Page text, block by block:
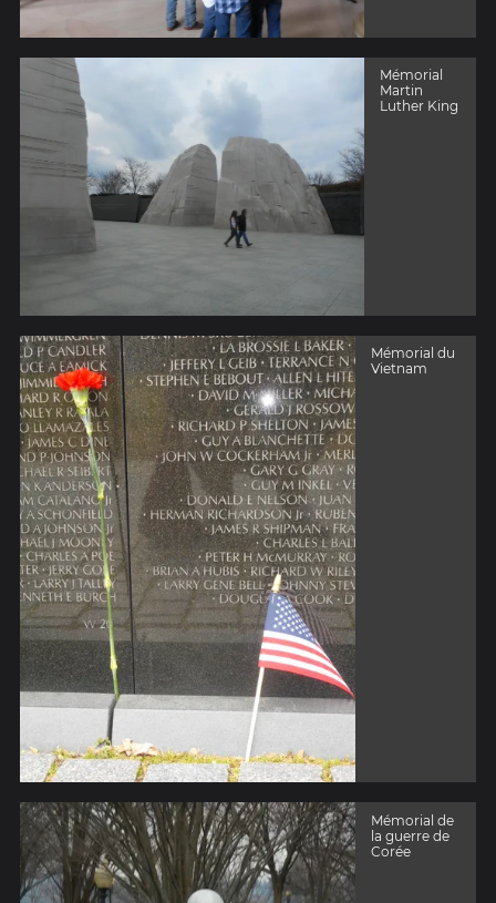
Mémorial
Martin
Luther King
Mémorial du
Vietnam
Mémorial de
la guerre de
Corée